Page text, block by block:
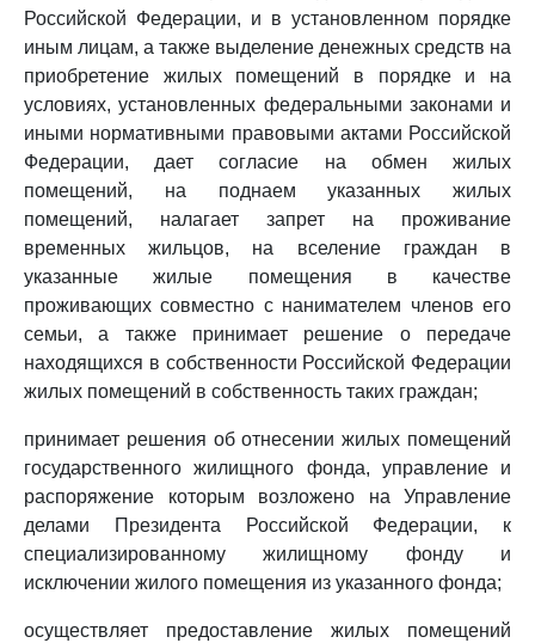
Российской Федерации, и в установленном порядке
иным лицам, а также выделение денежных средств на
приобретение жилых помещений в порядке и на
условиях, установленных федеральными законами и
иными нормативными правовыми актами Российской
Федерации, дает согласие на обмен жилых
помещений, на поднаем указанных жилых
помещений, налагает запрет на проживание
временных жильцов, на вселение граждан в
указанные жилые помещения в качестве
проживающих совместно с нанимателем членов его
семьи, а также принимает решение о передаче
находящихся в собственности Российской Федерации
жилых помещений в собственность таких граждан;
принимает решения об отнесении жилых помещений
государственного жилищного фонда, управление и
распоряжение которым возложено на Управление
делами Президента Российской Федерации, к
специализированному жилищному фонду и
исключении жилого помещения из указанного фонда;
осуществляет предоставление жилых помещений